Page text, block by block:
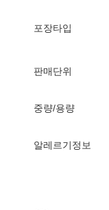
포장타입
판매단위
중량/용량
알레르기정보